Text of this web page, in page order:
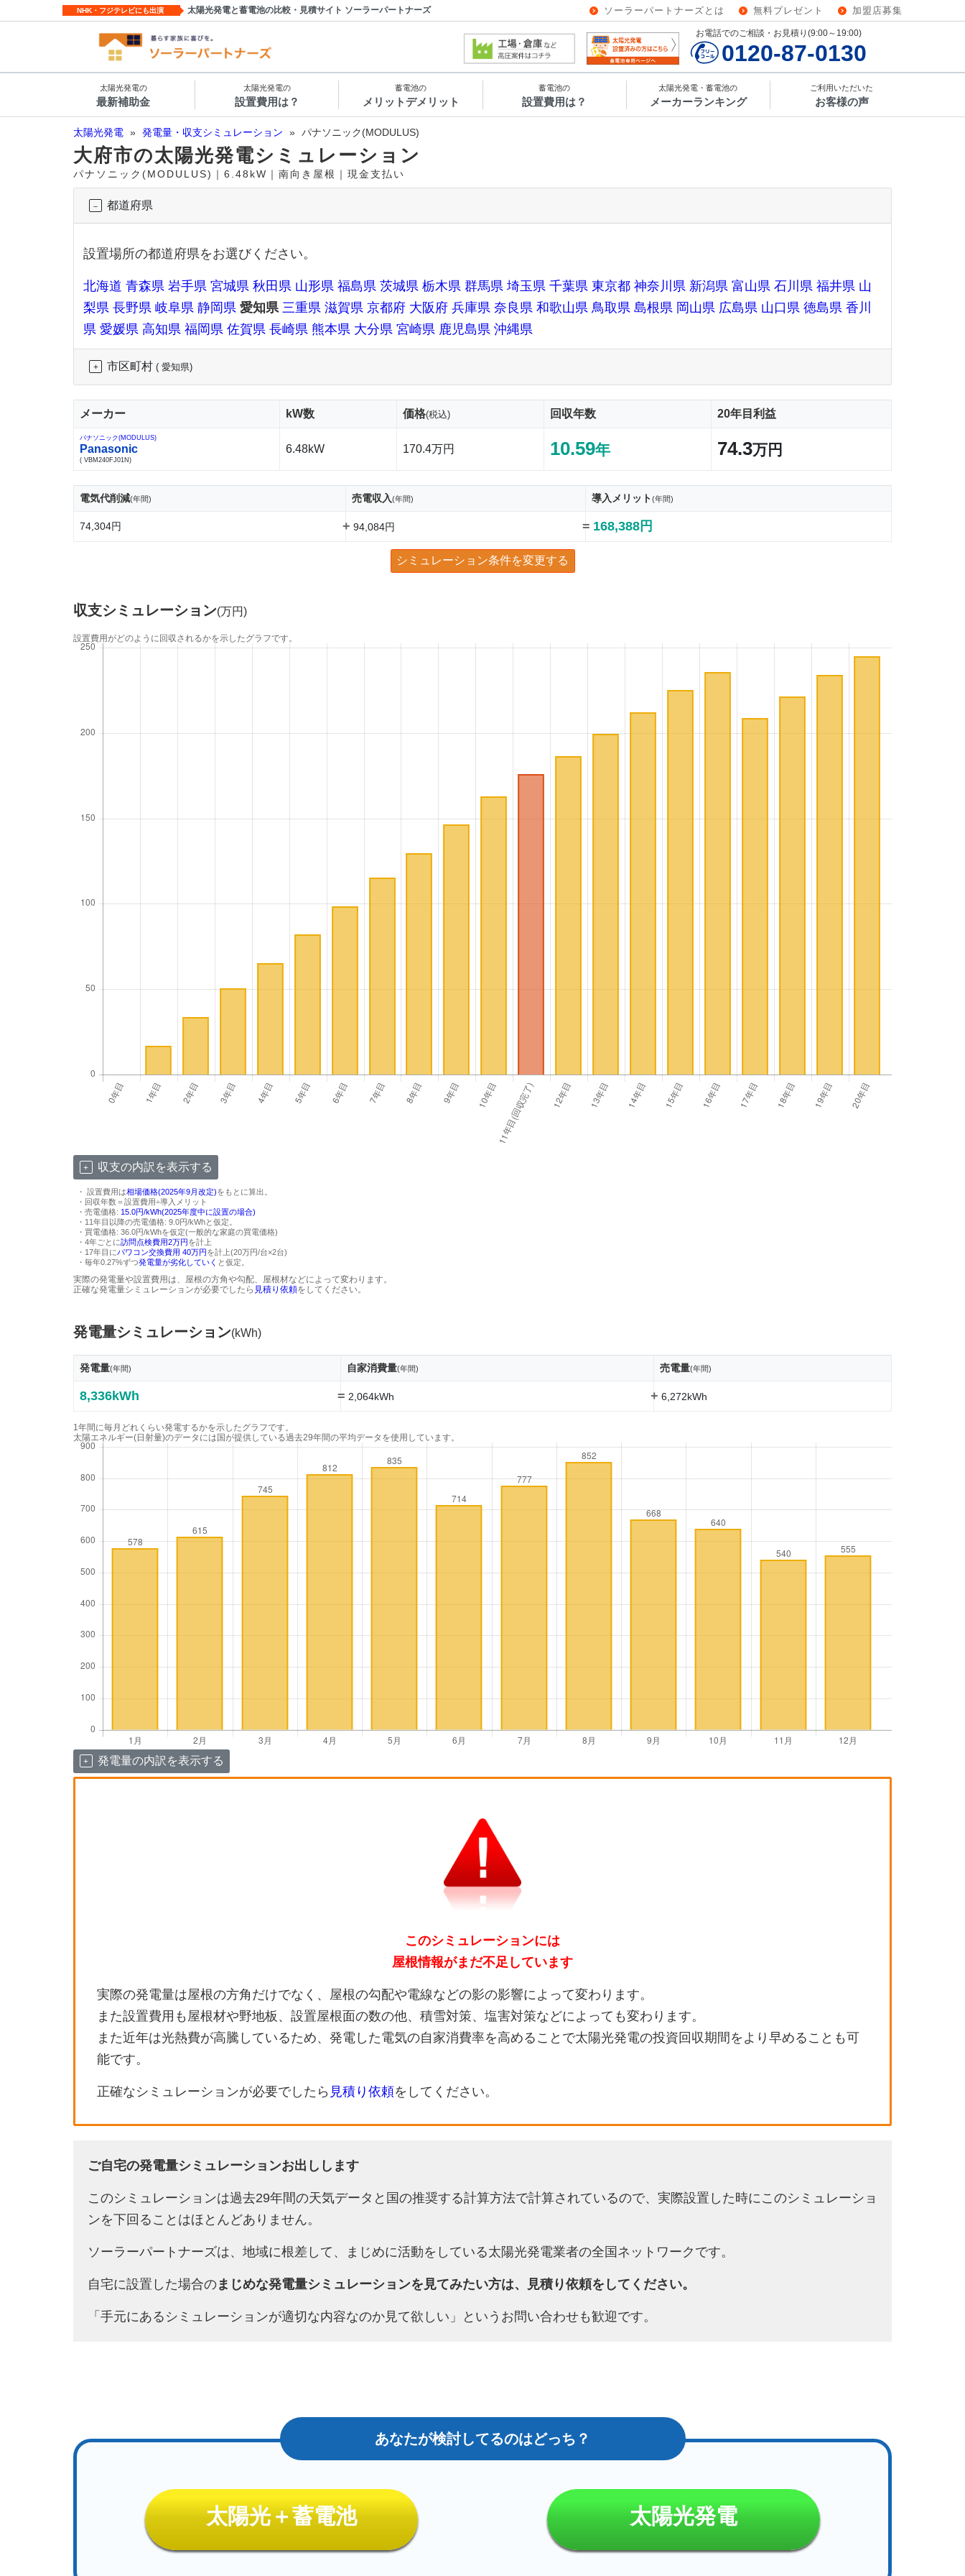
NHK・フジテレビにも出演 太陽光発電と蓄電池の比較・見積サイト ソーラーパートナーズ ソーラーパートナーズとは 無料プレゼント 加盟店募集
お電話でのご相談・お見積り(9:00～19:00)
0120-87-0130
太陽光発電の
最新補助金
太陽光発電の
設置費用は？
蓄電池の
メリットデメリット
蓄電池の
設置費用は？
太陽光発電・蓄電池の
メーカーランキング
ご利用いただいた
お客様の声
太陽光発電 » 発電量・収支シミュレーション » パナソニック(MODULUS)
大府市の太陽光発電シミュレーション
パナソニック(MODULUS)｜6.48kW｜南向き屋根｜現金支払い
都道府県
設置場所の都道府県をお選びください。
北海道 青森県 岩手県 宮城県 秋田県 山形県 福島県 茨城県 栃木県 群馬県 埼玉県 千葉県 東京都 神奈川県 新潟県 富山県 石川県 福井県 山
梨県 長野県 岐阜県 静岡県 愛知県 三重県 滋賀県 京都府 大阪府 兵庫県 奈良県 和歌山県 鳥取県 島根県 岡山県 広島県 山口県 徳島県 香川
県 愛媛県 高知県 福岡県 佐賀県 長崎県 熊本県 大分県 宮崎県 鹿児島県 沖縄県
市区町村 ( 愛知県)
メーカー kW数 価格(税込) 回収年数 20年目利益
パナソニック(MODULUS)
Panasonic
( VBM240FJ01N)
6.48kW 170.4万円 10.59年 74.3万円
電気代削減(年間) 売電収入(年間) 導入メリット(年間)
74,304円 + 94,084円 = 168,388円
シミュレーション条件を変更する
収支シミュレーション(万円)
設置費用がどのように回収されるかを示したグラフです。
収支の内訳を表示する
・ 設置費用は相場価格(2025年9月改定)をもとに算出。
・回収年数＝設置費用÷導入メリット
・売電価格: 15.0円/kWh(2025年度中に設置の場合)
・11年目以降の売電価格: 9.0円/kWhと仮定。
・買電価格: 36.0円/kWhを仮定(一般的な家庭の買電価格)
・4年ごとに訪問点検費用2万円を計上
・17年目にパワコン交換費用 40万円を計上(20万円/台×2台)
・毎年0.27%ずつ発電量が劣化していく と仮定。
実際の発電量や設置費用は、屋根の方角や勾配、屋根材などによって変わります。
正確な発電量シミュレーションが必要でしたら 見積り依頼をしてください。
発電量シミュレーション(kWh)
発電量(年間) 自家消費量(年間) 売電量(年間)
8,336kWh = 2,064kWh + 6,272kWh
1年間に毎月どれくらい発電するかを示したグラフです。
太陽エネルギー(日射量)のデータには国が提供している過去29年間の平均データを使用しています。
発電量の内訳を表示する
このシミュレーションには
屋根情報がまだ不足しています
実際の発電量は屋根の方角だけでなく、屋根の勾配や電線などの影の影響によって変わります。
また設置費用も屋根材や野地板、設置屋根面の数の他、積雪対策、塩害対策などによっても変わります。
また近年は光熱費が高騰しているため、発電した電気の自家消費率を高めることで太陽光発電の投資回収期間をより早めることも可
能です。
正確なシミュレーションが必要でしたら 見積り依頼をしてください。
ご自宅の発電量シミュレーションお出しします
このシミュレーションは過去29年間の天気データと国の推奨する計算方法で計算されているので、実際設置した時にこのシミュレーショ
ンを下回ることはほとんどありません。
ソーラーパートナーズは、地域に根差して、まじめに活動をしている太陽光発電業者の全国ネットワークです。
自宅に設置した場合のまじめな発電量シミュレーションを見てみたい方は、見積り依頼をしてください。
「手元にあるシミュレーションが適切な内容なのか見て欲しい」というお問い合わせも歓迎です。
太陽光＋蓄電池 太陽光発電